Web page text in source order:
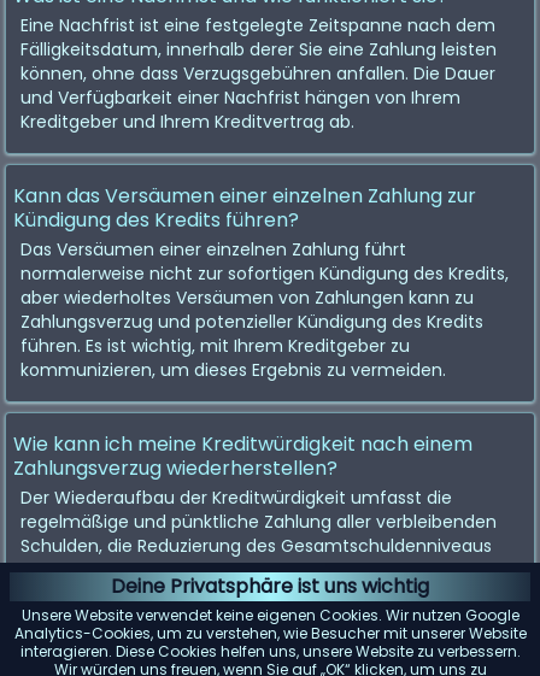
Deine Privatsphäre ist uns wichtig
Unsere Website verwendet keine eigenen Cookies. Wir nutzen Google
Analytics-Cookies, um zu verstehen, wie Besucher mit unserer Website
interagieren. Diese Cookies helfen uns, unsere Website zu verbessern.
Wir würden uns freuen, wenn Sie auf „OK“ klicken, um uns zu
Eine Nachfrist ist eine festgelegte Zeitspanne nach dem
Fälligkeitsdatum, innerhalb derer Sie eine Zahlung leisten
können, ohne dass Verzugsgebühren anfallen. Die Dauer
und Verfügbarkeit einer Nachfrist hängen von Ihrem
Kreditgeber und Ihrem Kreditvertrag ab.
Kann das Versäumen einer einzelnen Zahlung zur
Kündigung des Kredits führen?
Das Versäumen einer einzelnen Zahlung führt
normalerweise nicht zur sofortigen Kündigung des Kredits,
aber wiederholtes Versäumen von Zahlungen kann zu
Zahlungsverzug und potenzieller Kündigung des Kredits
führen. Es ist wichtig, mit Ihrem Kreditgeber zu
kommunizieren, um dieses Ergebnis zu vermeiden.
Wie kann ich meine Kreditwürdigkeit nach einem
Zahlungsverzug wiederherstellen?
Der Wiederaufbau der Kreditwürdigkeit umfasst die
regelmäßige und pünktliche Zahlung aller verbleibenden
Schulden, die Reduzierung des Gesamtschuldenniveaus
und möglicherweise die Verwendung von gesicherten
Kreditkarten oder Krediten zur
Kreditwürdigkeitsverbesserung, um ein
verantwortungsvolles Kreditverhalten zu demonstrieren.